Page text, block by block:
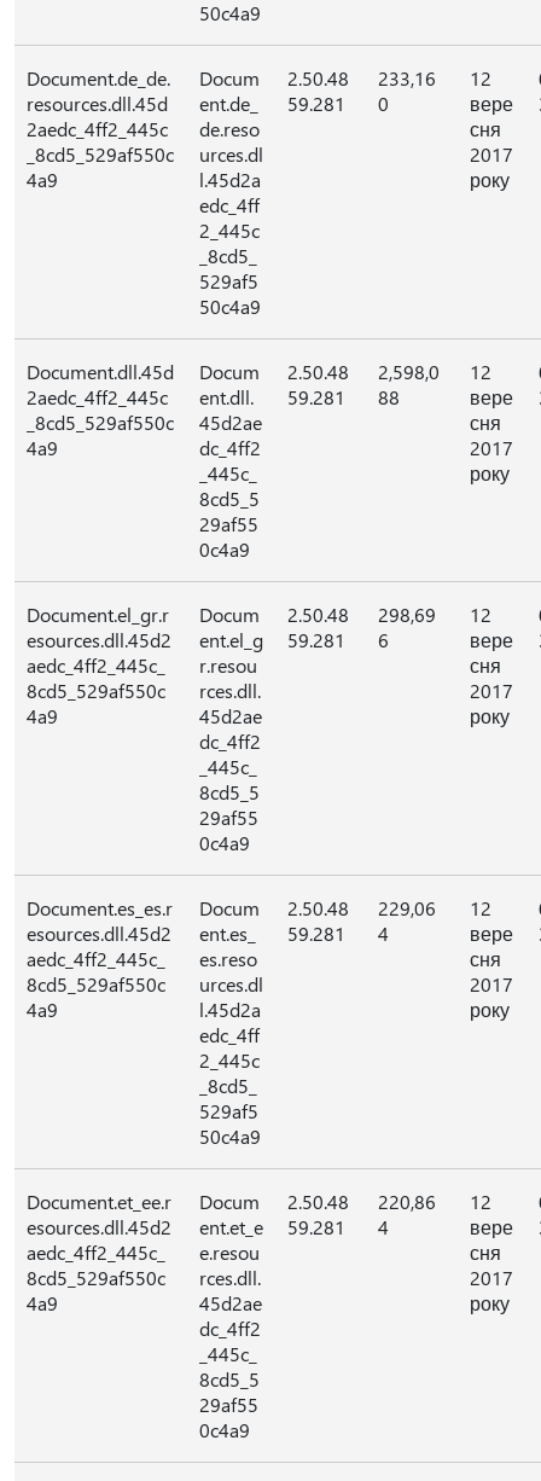
50c4a9
Document.de_de.
resources.dll.45d
2aedc_4ff2_445c
_8cd5_529af550c
4a9
Docum
ent.de_
de.reso
urces.dl
l.45d2a
edc_4ff
2_445c
_8cd5_
529af5
50c4a9
2.50.48
59.281
233,16
0
12
вере
сня
2017
року
Document.dll.45d
2aedc_4ff2_445c
_8cd5_529af550c
4a9
Docum
ent.dll.
45d2ae
dc_4ff2
_445c_
8cd5_5
29af55
0c4a9
2.50.48
59.281
2,598,0
88
12
вере
сня
2017
року
Document.el_gr.r
esources.dll.45d2
aedc_4ff2_445c_
8cd5_529af550c
4a9
Docum
ent.el_g
r.resou
rces.dll.
45d2ae
dc_4ff2
_445c_
8cd5_5
29af55
0c4a9
2.50.48
59.281
298,69
6
12
вере
сня
2017
року
Document.es_es.r
esources.dll.45d2
aedc_4ff2_445c_
8cd5_529af550c
4a9
Docum
ent.es_
es.reso
urces.dl
l.45d2a
edc_4ff
2_445c
_8cd5_
529af5
50c4a9
2.50.48
59.281
229,06
4
12
вере
сня
2017
року
Document.et_ee.r
esources.dll.45d2
aedc_4ff2_445c_
8cd5_529af550c
4a9
Docum
ent.et_e
e.resou
rces.dll.
45d2ae
dc_4ff2
_445c_
8cd5_5
29af55
0c4a9
2.50.48
59.281
220,86
4
12
вере
сня
2017
року